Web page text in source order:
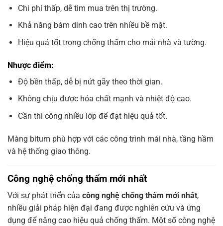
Chi phí thấp, dễ tìm mua trên thị trường.
Khả năng bám dính cao trên nhiều bề mặt.
Hiệu quả tốt trong chống thấm cho mái nhà và tường.
Nhược điểm:
Độ bền thấp, dễ bị nứt gãy theo thời gian.
Không chịu được hóa chất mạnh và nhiệt độ cao.
Cần thi công nhiều lớp để đạt hiệu quả tốt.
Màng bitum phù hợp với các công trình mái nhà, tầng hầm
và hệ thống giao thông.
Công nghệ chống thấm mới nhất
Với sự phát triển của công nghệ chống thấm mới nhất,
nhiều giải pháp hiện đại đang được nghiên cứu và ứng
dụng để nâng cao hiệu quả chống thấm. Một số công nghệ